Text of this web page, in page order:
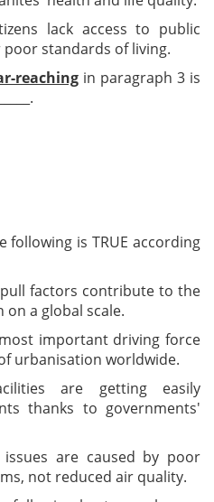
lack access to public
standards of living.
reachingin paragraph 3 is
following is TRUE according
factors contribute to the
a global scale.
important driving force
urbanisation worldwide.
are getting easily
thanks to governments'
are caused by poor
not reduced air quality.